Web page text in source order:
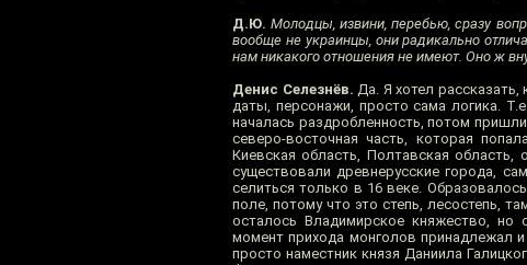
Д.Ю. Молодцы, извини, перебью, сразу
вообще не украинцы, они радикально
нам никакого отношения не имеют. Оно ж
Денис Селезнёв. Да. Я хотел рассказать,
даты, персонажи, просто сама логика.
началась раздробленность, потом
северо-восточная часть, которая
Киевская область, Полтавская
существовали древнерусские города,
селиться только в 16 веке.
поле, потому что это степь, лесостепь,
осталось Владимирское княжество, но
момент прихода монголов принадлежал
просто наместник князя Даниила